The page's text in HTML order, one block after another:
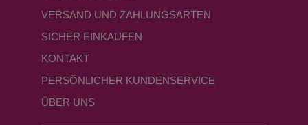
VERSAND UND ZAHLUNGSARTEN
SICHER EINKAUFEN
KONTAKT
PERSÖNLICHER KUNDENSERVICE
ÜBER UNS